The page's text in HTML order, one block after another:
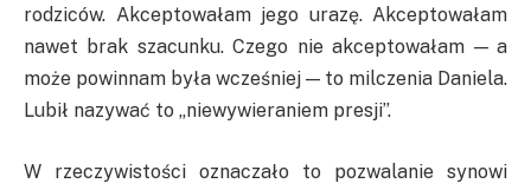
rodziców. Akceptowałam jego urazę. Akceptowałam
nawet brak szacunku. Czego nie akceptowałam — a
może powinnam była wcześniej — to milczenia Daniela.
Lubił nazywać to „niewywieraniem presji”.
W rzeczywistości oznaczało to pozwalanie synowi